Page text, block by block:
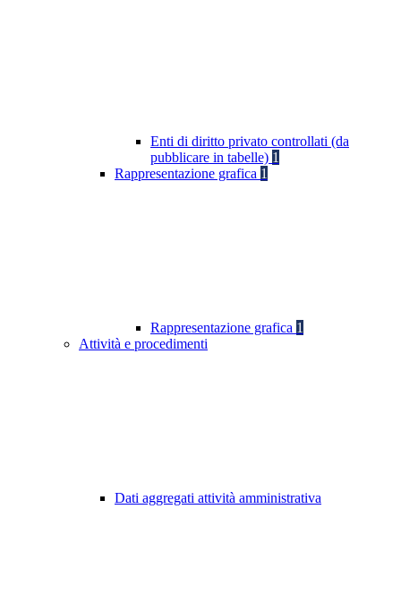
Enti di diritto privato controllati (da
pubblicare in tabelle) 1
Rappresentazione grafica 1
Rappresentazione grafica 1
Attività e procedimenti
Dati aggregati attività amministrativa